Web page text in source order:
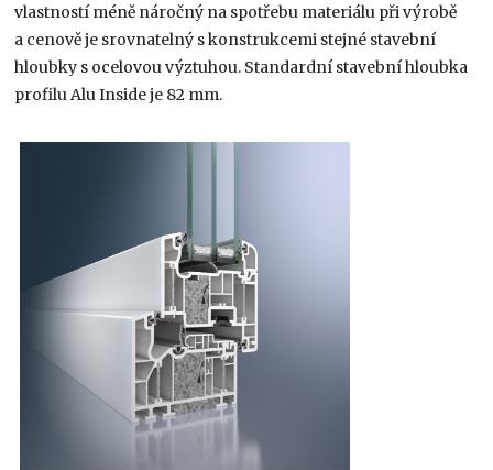
vlastností méně náročný na spotřebu materiálu při výrobě
a cenově je srovnatelný s konstrukcemi stejné stavební
hloubky s ocelovou výztuhou. Standardní stavební hloubka
profilu Alu Inside je 82 mm.